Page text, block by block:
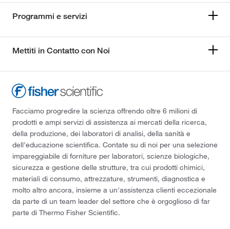
Programmi e servizi
Mettiti in Contatto con Noi
Facciamo progredire la scienza offrendo oltre 6 milioni di
prodotti e ampi servizi di assistenza ai mercati della ricerca,
della produzione, dei laboratori di analisi, della sanità e
dell'educazione scientifica. Contate su di noi per una selezione
impareggiabile di forniture per laboratori, scienze biologiche,
sicurezza e gestione delle strutture, tra cui prodotti chimici,
materiali di consumo, attrezzature, strumenti, diagnostica e
molto altro ancora, insieme a un'assistenza clienti eccezionale
da parte di un team leader del settore che è orgoglioso di far
parte di Thermo Fisher Scientific.